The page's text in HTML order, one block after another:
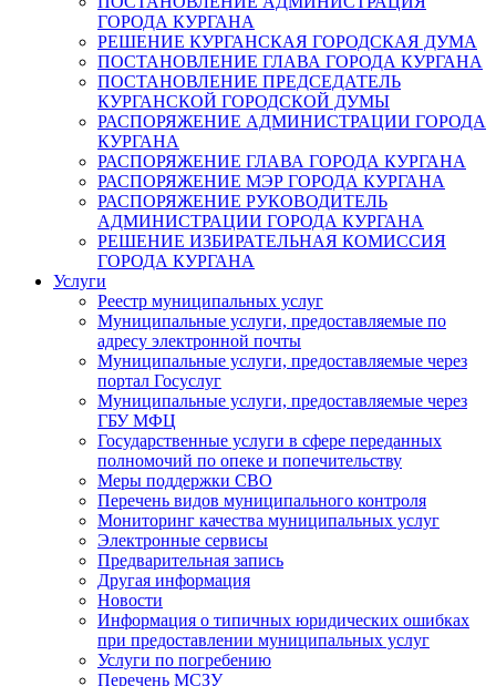
ГОРОДА КУРГАНА
РЕШЕНИЕ КУРГАНСКАЯ ГОРОДСКАЯ ДУМА
ПОСТАНОВЛЕНИЕ ГЛАВА ГОРОДА КУРГАНА
ПОСТАНОВЛЕНИЕ ПРЕДСЕДАТЕЛЬ
КУРГАНСКОЙ ГОРОДСКОЙ ДУМЫ
РАСПОРЯЖЕНИЕ АДМИНИСТРАЦИИ ГОРОДА
КУРГАНА
РАСПОРЯЖЕНИЕ ГЛАВА ГОРОДА КУРГАНА
РАСПОРЯЖЕНИЕ МЭР ГОРОДА КУРГАНА
РАСПОРЯЖЕНИЕ РУКОВОДИТЕЛЬ
АДМИНИСТРАЦИИ ГОРОДА КУРГАНА
РЕШЕНИЕ ИЗБИРАТЕЛЬНАЯ КОМИССИЯ
ГОРОДА КУРГАНА
Услуги
Реестр муниципальных услуг
Муниципальные услуги, предоставляемые по
адресу электронной почты
Муниципальные услуги, предоставляемые через
портал Госуслуг
Муниципальные услуги, предоставляемые через
ГБУ МФЦ
Государственные услуги в сфере переданных
полномочий по опеке и попечительству
Меры поддержки СВО
Перечень видов муниципального контроля
Мониторинг качества муниципальных услуг
Электронные сервисы
Предварительная запись
Другая информация
Новости
Информация о типичных юридических ошибках
при предоставлении муниципальных услуг
Услуги по погребению
Перечень МСЗУ